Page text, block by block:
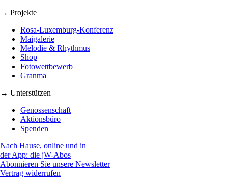
→ Projekte
Rosa-Luxemburg-Konferenz
Maigalerie
Melodie & Rhythmus
Shop
Fotowettbewerb
Granma
→ Unterstützen
Genossenschaft
Aktionsbüro
Spenden
Nach Hause, online und in
der App: die jW-Abos
Abonnieren Sie unsere Newsletter
Vertrag widerrufen